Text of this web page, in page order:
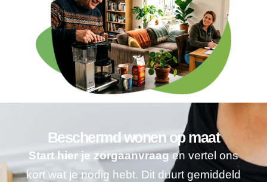
Beschermd wonen op maat
Start hier je zorgaanvraagen vertel ons
kort wat je nodig hebt. Dit duurt gemiddeld